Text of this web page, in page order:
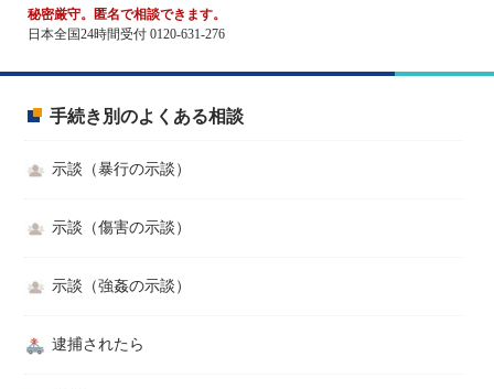
秘密厳守。匿名で相談できます。
日本全国24時間受付 0120-631-276
手続き別のよくある相談
示談（暴行の示談）
示談（傷害の示談）
示談（強姦の示談）
逮捕されたら